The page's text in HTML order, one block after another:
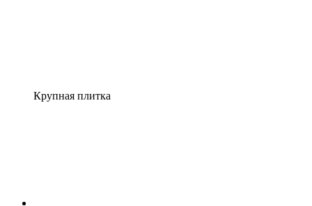
Крупная плитка